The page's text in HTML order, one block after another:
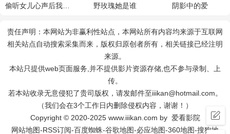
野玫瑰她是谁 阴影中的爱
责任声明：本网站为非赢利性站点，本网站所有内容均来源于互联网
相关站点自动搜索采集而来，版权归原创者所有，相关链接已经注明
来源。
本站只提供web页面服务,并不提供影片资源存储,也不参与录制、上
传。
若本站收录无意侵犯了贵司版权，请发邮件至iiikan@hotmail.com。
（我们会在3个工作日内删除侵权内容，谢谢！）
Copyright © 2020-2025 www.iiikan.com by 爱看影院
网站地图-RSS订阅-百度蜘蛛-谷歌地图-必应地图-360地图-搜狗地